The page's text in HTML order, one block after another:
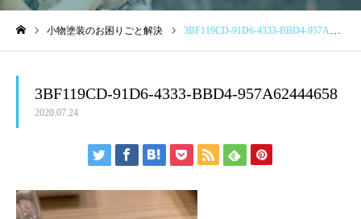
小物塗装のお困りごと解決 3BF119CD-91D6-4333-BBD4-957A62444658
3BF119CD-91D6-4333-BBD4-957A62444658
2020.07.24